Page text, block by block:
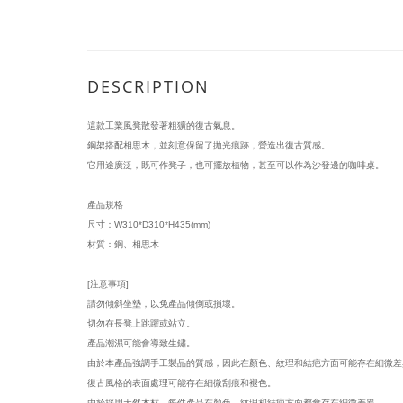
DESCRIPTION
這款工業風凳散發著粗獷的復古氣息。
鋼架搭配相思木，並刻意保留了拋光痕跡，營造出復古質感。
它用途廣泛，既可作凳子，也可擺放植物，甚至可以作為沙發邊的咖啡桌。
產品規格
尺寸：W310*D310*H435(mm)
材質：鋼、相思木
[注意事項]
請勿傾斜坐墊，以免產品傾倒或損壞。
切勿在長凳上跳躍或站立。
產品潮濕可能會導致生鏽。
由於本產品強調手工製品的質感，因此在顏色、紋理和結疤方面可能存在細微差
復古風格的表面處理可能存在細微刮痕和褪色。